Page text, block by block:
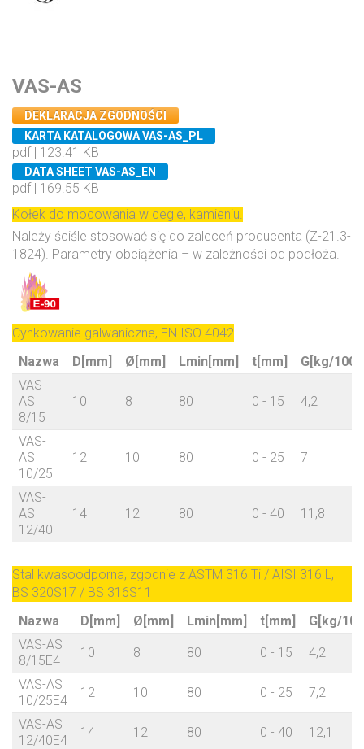
VAS-AS
DEKLARACJA ZGODNOŚCI
KARTA KATALOGOWA VAS-AS_PL
pdf | 123.41 KB
DATA SHEET VAS-AS_EN
pdf | 169.55 KB
Kołek do mocowania w cegle, kamieniu.
Należy ściśle stosować się do zaleceń producenta (Z-21.3-
1824). Parametry obciążenia – w zależności od podłoża.
Cynkowanie galwaniczne, EN ISO 4042
Nazwa
D[mm] Ø[mm] Lmin[mm] t[mm]
G[kg/100]
VAS-
AS
8/15
10 8 80 0 - 15 4,2
VAS-
AS
10/25
12 10 80 0 - 25 7
VAS-
AS
12/40
14 12 80 0 - 40 11,8
Stal kwasoodporna, zgodnie z ASTM 316 Ti / AISI 316 L,
BS 320S17 / BS 316S11
Nazwa
D[mm] Ø[mm] Lmin[mm] t[mm]
G[kg/
VAS-AS
8/15E4
10 8 80 0 - 15 4,2
VAS-AS
10/25E4
12 10 80 0 - 25 7,2
VAS-AS
12/40E4
14 12 80 0 - 40 12,1